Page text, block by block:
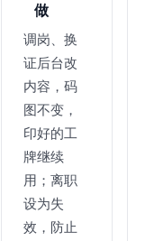
做
调岗、换
证后台改
内容，码
图不变，
印好的工
牌继续
用；离职
设为失
效，防止